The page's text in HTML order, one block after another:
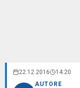
22.12.2016 14:20
AUTORE